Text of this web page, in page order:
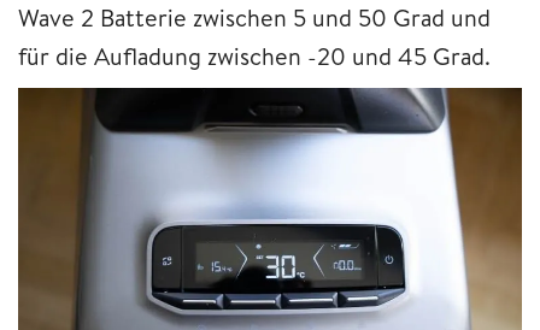
Wave 2 Batterie zwischen 5 und 50 Grad und
für die Aufladung zwischen -20 und 45 Grad.